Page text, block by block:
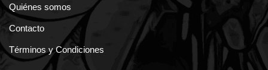
Quiénes somos
Contacto
Términos y Condiciones